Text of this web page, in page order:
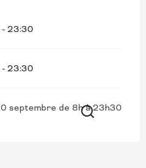
23:30
23:30
septembre de 8h à 23h30